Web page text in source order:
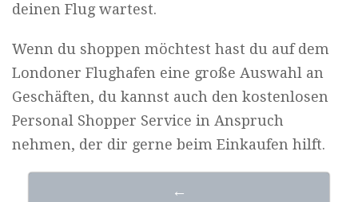
deinen Flug wartest.
Wenn du shoppen möchtest hast du auf dem
Londoner Flughafen eine große Auswahl an
Geschäften, du kannst auch den kostenlosen
Personal Shopper Service in Anspruch
nehmen, der dir gerne beim Einkaufen hilft.
←